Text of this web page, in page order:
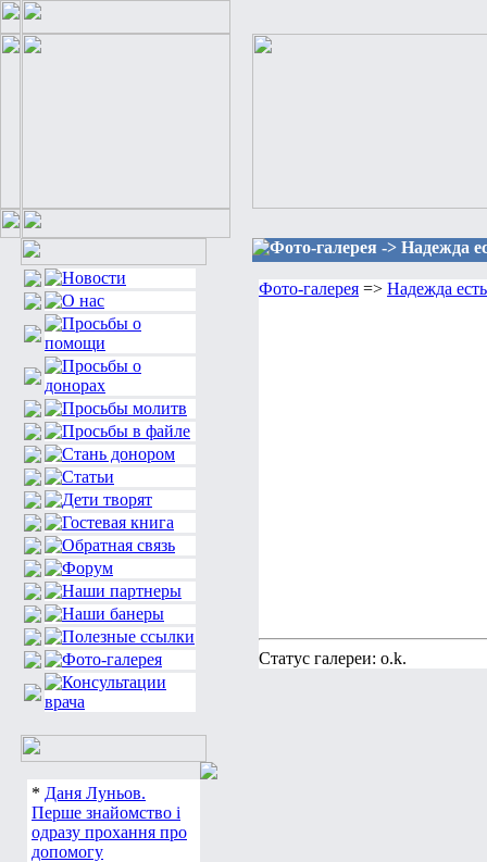
* Даня Луньов.
Перше знайомство і
одразу прохання про
допомогу
Фото-галерея -> Надежда
Фото-галерея => Надежда
Статус галереи: o.k.